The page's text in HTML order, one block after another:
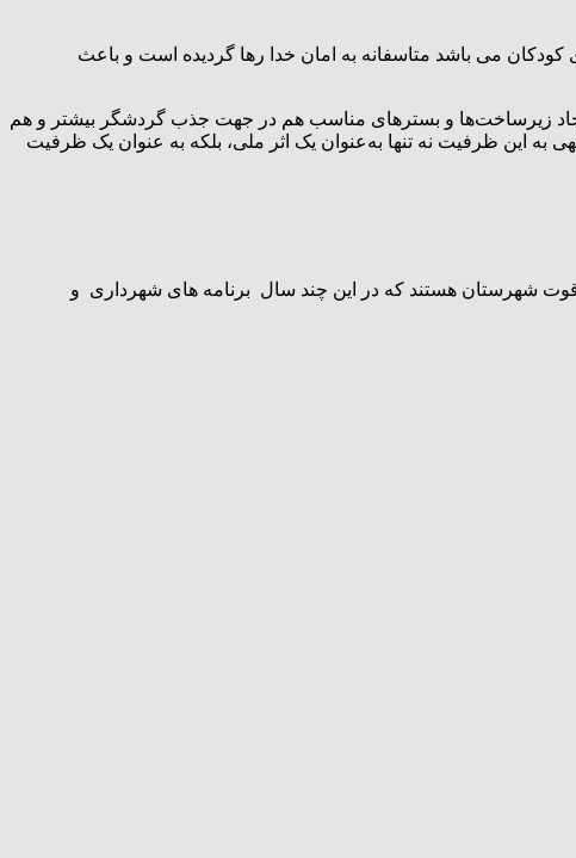
می باشد متاسفانه به امان خدا رها گردیده است و باعث
زیرساخت‌ها و بسترهای مناسب هم در جهت جذب گردشگر بیشتر و هم
این ظرفیت نه تنها به‌عنوان یک اثر ملی، بلکه به عنوان یک ظرفیت
شهرستان هستند که در این چند سال برنامه های شهرداری و